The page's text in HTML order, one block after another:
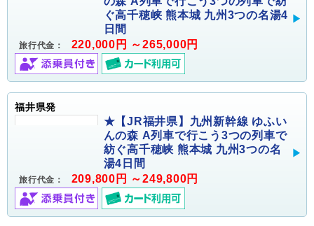
ぐ高千穂峡 熊本城 九州3つの名湯4
日間
旅行代金： 220,000円 ～265,000円
福井県発
★【JR福井県】九州新幹線 ゆふい
んの森 A列車で行こう3つの列車で
紡ぐ高千穂峡 熊本城 九州3つの名
湯4日間
旅行代金： 209,800円 ～249,800円